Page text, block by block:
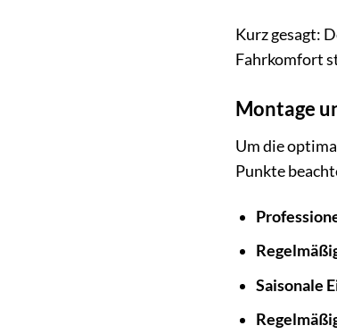
Kurz gesagt:
Fahrkomfort
Montage
Um die
Punkte
Saisonale